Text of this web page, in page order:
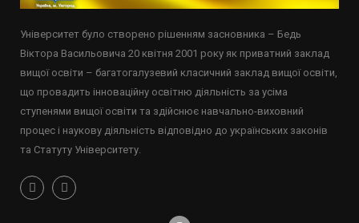
Університет було створено рішенням засновника – Бедь
Віктора Васильовича 20 квітня 2001 року як приватний заклад
вищої освіти – багатогалузевий класичний заклад вищої освіти,
що провадить інноваційну освітню діяльність за усіма
ступенями вищої освіти та здійснює навчально-виховний
процес і наукову діяльність відповідно до українських законів
та Статуту Університету.